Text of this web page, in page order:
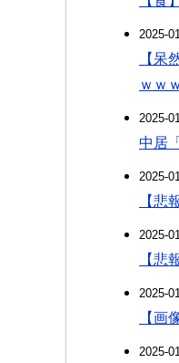
2025-
【呆
ｗｗ
2025-
中居
2025-
【悲
2025-
【悲
2025-
【画
2025-